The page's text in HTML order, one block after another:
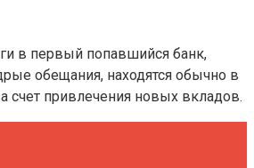
в первый попавшийся банк,
обещания, находятся обычно в
счет привлечения новых вкладов.